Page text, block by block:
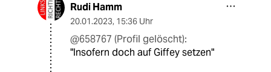
Rudi Hamm
20.01.2023, 15:36 Uhr
@658767 (Profil gelöscht):
"Insofern doch auf Giffey setzen"